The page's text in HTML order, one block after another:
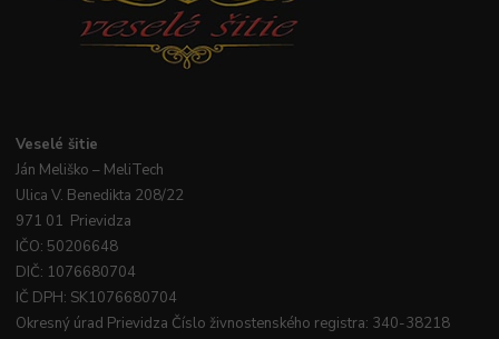
Veselé šitie
Ján Meliško – MeliTech
Ulica V. Benedikta 208/22
971 01 Prievidza
IČO: 50206648
DIČ: 1076680704
IČ DPH: SK1076680704
Okresný úrad Prievidza Číslo živnostenského registra: 340-38218